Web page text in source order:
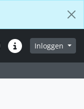
Quick linksInloggen